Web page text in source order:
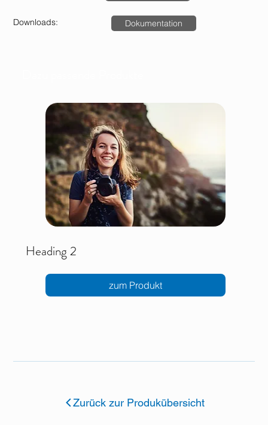
Downloads: Dokumentation
Heading 2
zum Produkt
Zurück zur Produkübersicht